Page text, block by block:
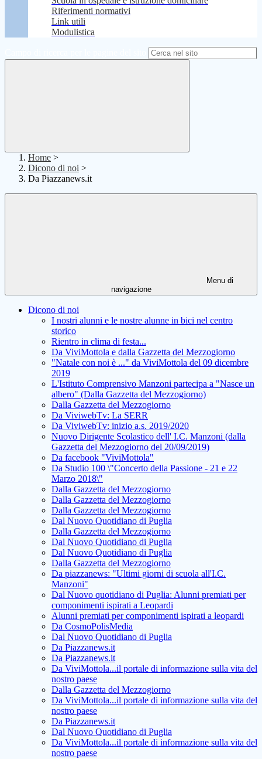
Riferimenti normativi
Link utili
Modulistica
Home >
Dicono di noi >
Da Piazzanews.it
Menu di
navigazione
Dicono di noi
I nostri alunni e le nostre alunne in bici nel centro
storico
Rientro in clima di festa...
Da ViviMottola e dalla Gazzetta del Mezzogiorno
"Natale con noi è ..." da ViviMottola del 09 dicembre
2019
L'Istituto Comprensivo Manzoni partecipa a "Nasce un
albero" (Dalla Gazzetta del Mezzogiorno)
Dalla Gazzetta del Mezzogiorno
Da ViviwebTv: La SERR
Da ViviwebTv: inizio a.s. 2019/2020
Nuovo Dirigente Scolastico dell' I.C. Manzoni (dalla
Gazzetta del Mezzogiorno del 20/09/2019)
Da facebook "ViviMottola"
Da Studio 100 \"Concerto della Passione - 21 e 22
Marzo 2018\"
Dalla Gazzetta del Mezzogiorno
Dalla Gazzetta del Mezzogiorno
Dalla Gazzetta del Mezzogiorno
Dal Nuovo Quotidiano di Puglia
Dalla Gazzetta del Mezzogiorno
Dal Nuovo Quotidiano di Puglia
Dal Nuovo Quotidiano di Puglia
Dalla Gazzetta del Mezzogiorno
Da piazzanews: "Ultimi giorni di scuola all'I.C.
Manzoni"
Dal Nuovo quotidiano di Puglia: Alunni premiati per
componimenti ispirati a Leopardi
Alunni premiati per componimenti ispirati a leopardi
Da CosmoPolisMedia
Dal Nuovo Quotidiano di Puglia
Da Piazzanews.it
Da Piazzanews.it
Da ViviMottola...il portale di informazione sulla vita del
nostro paese
Dalla Gazzetta del Mezzogiorno
Da ViviMottola...il portale di informazione sulla vita del
nostro paese
Da Piazzanews.it
Dal Nuovo Quotidiano di Puglia
Da ViviMottola...il portale di informazione sulla vita del
nostro paese